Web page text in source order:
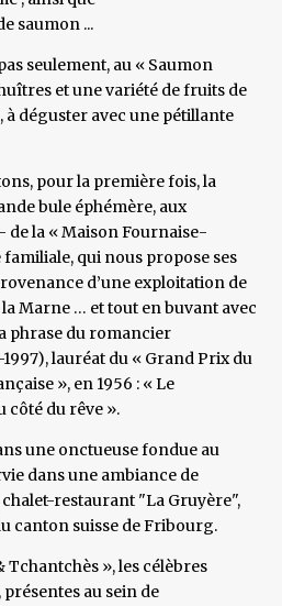
saumon ...
seulement, au « Saumon
et une variété de fruits de
déguster avec une pétillante
pour la première fois, la
bule éphémère, aux
la « Maison Fournaise-
qui nous propose ses
d’une exploitation de
la Marne … et tout en buvant avec
phrase du romancier
lauréat du « Grand Prix du
», en 1956 : « Le
côté du rêve ».
une onctueuse fondue au
dans une ambiance de
restaurant "La Gruyère",
canton suisse de Fribourg.
Tchantchès », les célèbres
au sein de